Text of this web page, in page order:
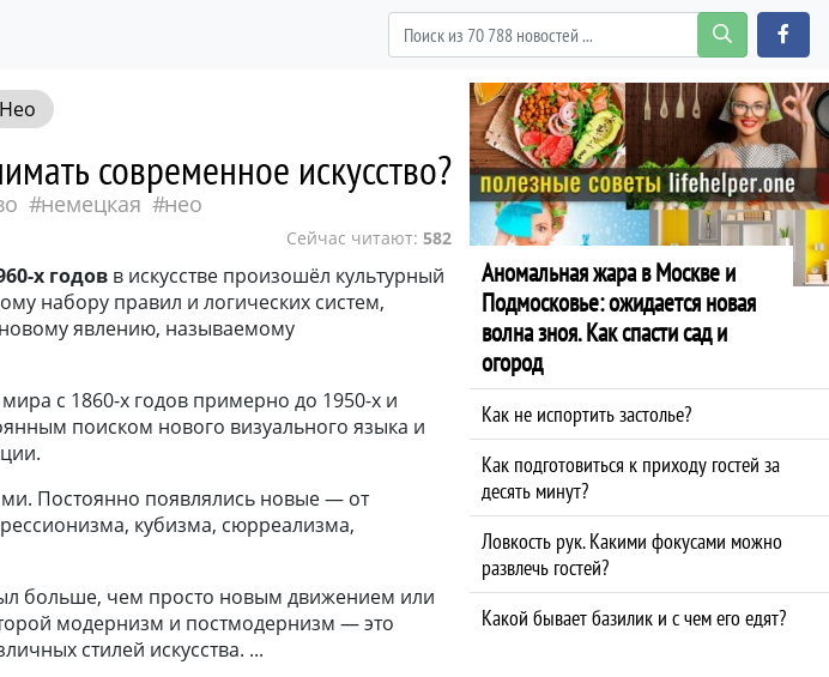
Нео
современное искусство?
немецкая нео
Сейчас читают: 582
х годов в искусстве произошёл культурный
набору правил и логических систем,
явлению, называемому
с 1860-х годов примерно до 1950-х и
поиском нового визуального языка и
Постоянно появлялись новые — от
кубизма, сюрреализма,
больше, чем просто новым движением или
модернизм и постмодернизм — это
стилей искусства.
Аномальная жара в Москве и
Подмосковье: ожидается новая
волна зноя. Как спасти сад и
огород
Как не испортить застолье?
Как подготовиться к приходу гостей за
десять минут?
Ловкость рук. Какими фокусами можно
развлечь гостей?
Какой бывает базилик и с чем его едят?